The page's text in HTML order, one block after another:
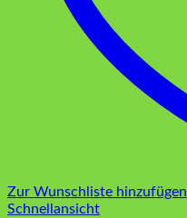
Zur Wunschliste hinzufügen
Schnellansicht